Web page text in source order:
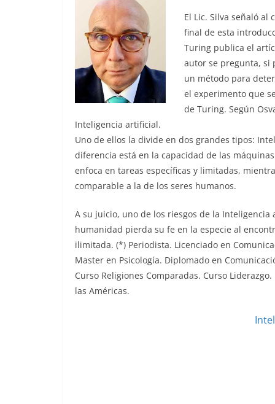
El Lic. Silva señaló al
final de esta
Turing publica el
autor se pregunta, si
un método para
el experimento que
de Turing. Según
Inteligencia artificial.
Uno de ellos la divide en dos grandes tipos:
diferencia está en la capacidad de las
enfoca en tareas específicas y limitadas,
comparable a la de los seres humanos.
A su juicio, uno de los riesgos de la
humanidad pierda su fe en la especie al
ilimitada. (*) Periodista. Licenciado en
Master en Psicología. Diplomado en
Curso Religiones Comparadas. Curso
las Américas.